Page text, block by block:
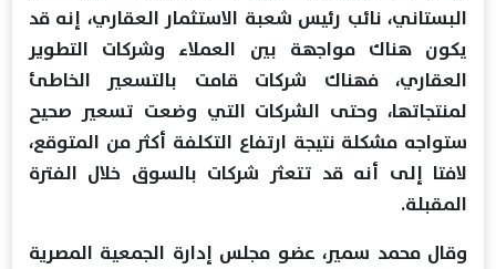
البستاني، نائب رئيس شعبة الاستثمار العقاري، إنه قد
يكون هناك مواجهة بين العملاء وشركات التطوير
العقاري، فهناك شركات قامت بالتسعير الخاطئ
لمنتجاتها، وحتى الشركات التي وضعت تسعير صحيح
ستواجه مشكلة نتيجة ارتفاع التكلفة أكثر من المتوقع،
لافتا إلى أنه قد تتعثر شركات بالسوق خلال الفترة
المقبلة.
وقال محمد سمير، عضو مجلس إدارة الجمعية المصرية